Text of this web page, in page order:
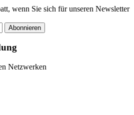
wenn Sie sich für unseren Newsletter
Abonnieren
Netzwerken